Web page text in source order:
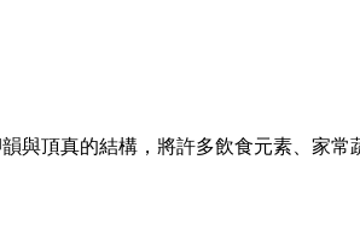
韻與頂真的結構，將許多飲食元素、